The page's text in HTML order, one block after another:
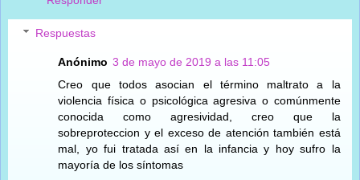
Respuestas
Anónimo 3 de mayo de 2019 a las 11:05
Creo que todos asocian el término maltrato a la
violencia física o psicológica agresiva o comúnmente
conocida como agresividad, creo que la
sobreproteccion y el exceso de atención también está
mal, yo fui tratada así en la infancia y hoy sufro la
mayoría de los síntomas